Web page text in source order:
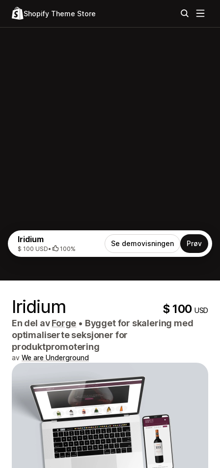
Shopify Theme Store
Iridium
$ 100 USD• 100%
Se demovisningen Prøv
Iridium $ 100USD
En del avForge • Bygget for skalering med
optimaliserte seksjoner for
produktpromotering
av We are Underground